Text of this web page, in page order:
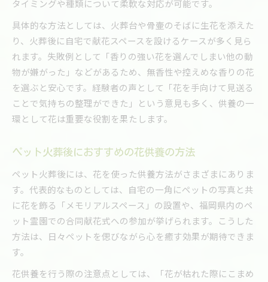
タイミングや種類について柔軟な対応が可能です。
具体的な方法としては、火葬台や骨壷のそばに生花を添えた
り、火葬後に自宅で献花スペースを設けるケースが多く見ら
れます。失敗例として「香りの強い花を選んでしまい他の動
物が嫌がった」などがあるため、無香性や控えめな香りの花
を選ぶと安心です。経験者の声として「花を手向けて見送る
ことで気持ちの整理ができた」という意見も多く、供養の一
環として花は重要な役割を果たします。
ペット火葬後におすすめの花供養の方法
ペット火葬後には、花を使った供養方法がさまざまにありま
す。代表的なものとしては、自宅の一角にペットの写真と共
に花を飾る「メモリアルスペース」の設置や、福岡県内のペ
ット霊園での合同献花式への参加が挙げられます。こうした
方法は、日々ペットを偲びながら心を癒す効果が期待できま
す。
花供養を行う際の注意点としては、「花が枯れた際にこまめ